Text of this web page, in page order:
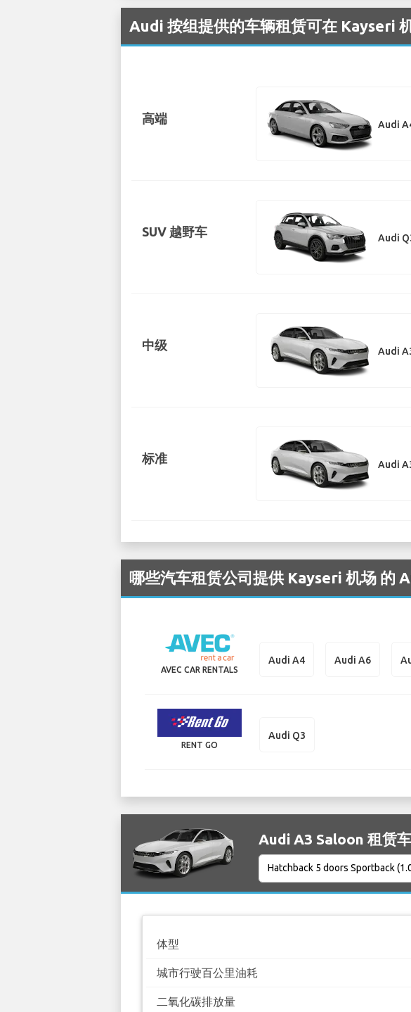
Audi 按组提供的车辆租赁可在 Kayseri
高端 Audi
SUV 越野车 Audi
中级 Audi
标准 Audi
哪些汽车租赁公司提供 Kayseri 机场 的
AVEC CAR RENTALS
Audi A4 Audi A6
RENT GO
Audi Q3
Audi A3 Saloon 租赁
体型
城市行驶百公里油耗
二氧化碳排放量